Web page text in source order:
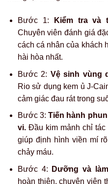
Bước 1:
Kiểm tra và
Chuyên viên đánh giá
cách cá nhân của khách
hài hòa nhất.
Bước 2: Vệ sinh vùng
Rio sử dụng kem ủ J-
cảm giác đau rát trong
Bước 3:Tiến hành
vi.Đầu kim mảnh chỉ tác
giúp định hình viền mí
chảy máu.
Bước 4: Dưỡng và
hoàn thiện, chuyên viên